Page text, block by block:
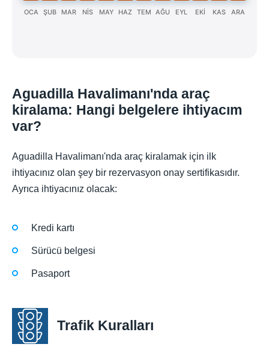
OCA ŞUB MAR NİS MAY HAZ TEM AĞU EYL EKİ KAS ARA
Aguadilla Havalimanı'nda araç
kiralama: Hangi belgelere ihtiyacım
var?
Aguadilla Havalimanı'nda araç kiralamak için ilk
ihtiyacınız olan şey bir rezervasyon onay sertifikasıdır.
Ayrıca ihtiyacınız olacak:
Kredi kartı
Sürücü belgesi
Pasaport
Trafik Kuralları